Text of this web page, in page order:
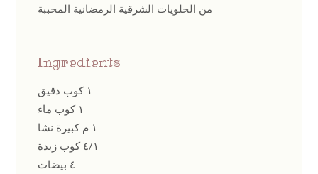
من الحلويات الشرقية الرمضانية المحببة
Ingredients
١ كوب دقيق
١ كوب ماء
١ م كبيرة نشا
٤/١ كوب زبدة
٤ بيضات